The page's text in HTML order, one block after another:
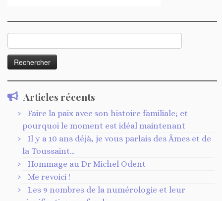
Articles récents
Faire la paix avec son histoire familiale; et
pourquoi le moment est idéal maintenant
Il y a 10 ans déjà, je vous parlais des Âmes et de
la Toussaint…
Hommage au Dr Michel Odent
Me revoici !
Les 9 nombres de la numérologie et leur